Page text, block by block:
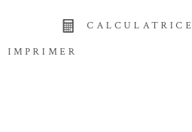
CALCULATRICE
IMPRIMER